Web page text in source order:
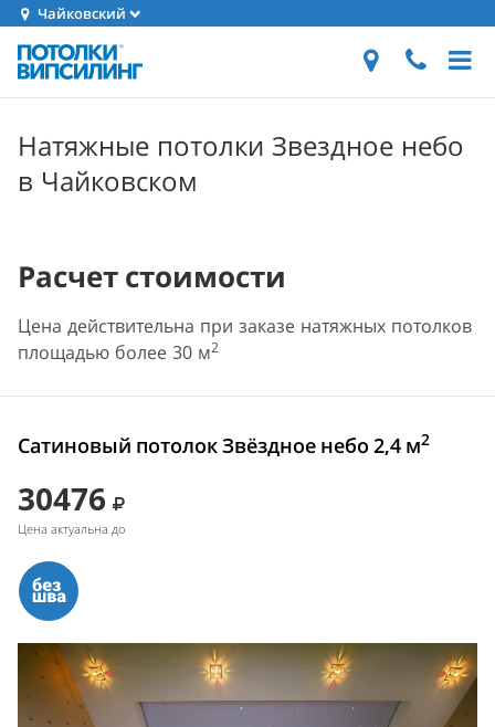
Чайковский
Натяжные потолки Звездное небо
в Чайковском
Расчет стоимости
Цена действительна при заказе натяжных потолков
площадью более 30 м2
Сатиновый потолок Звёздное небо 2,4 м2
30476
Цена актуальна до